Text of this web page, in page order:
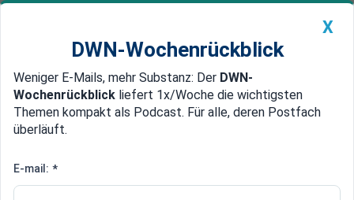
Newsticker MEIN DWN: Geldanlage Premium
Edelmetalle DWN-Magazin China
Goldpreis: Warum Anleger der
X
DWN-Wochenrückblick
Weniger E-Mails, mehr Substanz: Der DWN-
Wochenrückblick liefert 1x/Woche die wichtigsten
Themen kompakt als Podcast. Für alle, deren Postfach
überläuft.
E-mail: *